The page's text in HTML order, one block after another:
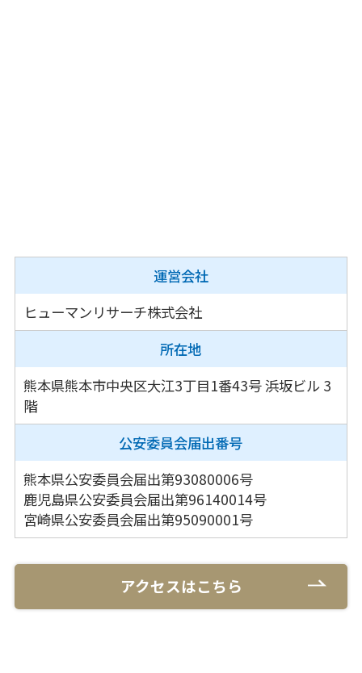
運営会社
ヒューマンリサーチ株式会社
所在地
熊本県熊本市中央区大江3丁目1番43号浜坂ビル 3
階
公安委員会届出番号
熊本県公安委員会届出第93080006号
鹿児島県公安委員会届出第96140014号
宮崎県公安委員会届出第95090001号
アクセスはこちら